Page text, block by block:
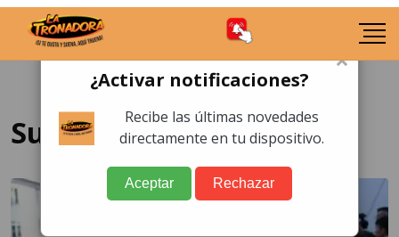
Susan Sarandon
×
¿Activar notificaciones?
Recibe las últimas novedades
directamente en tu dispositivo.
Aceptar Rechazar